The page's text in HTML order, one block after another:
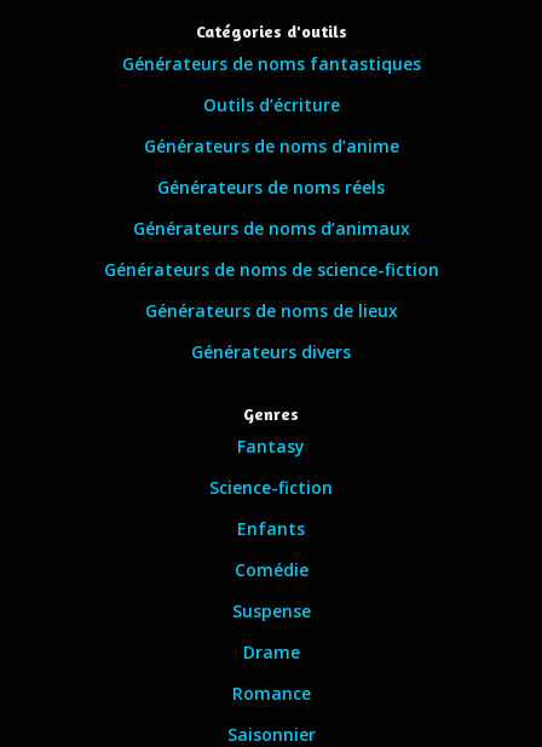
Catégories d'outils
Générateurs de noms fantastiques
Outils d’écriture
Générateurs de noms d’anime
Générateurs de noms réels
Générateurs de noms d’animaux
Générateurs de noms de science-fiction
Générateurs de noms de lieux
Générateurs divers
Genres
Fantasy
Science-fiction
Enfants
Comédie
Suspense
Drame
Romance
Saisonnier